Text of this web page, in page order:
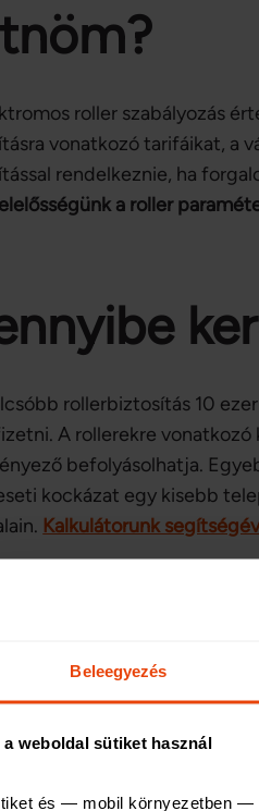
Beleegyezés
a weboldal sütiket használ
és — mobil környezetben —
roller szabályozás
vonatkozó tarifáikat, a
rendelkeznie, ha
a roller
rollerbiztosítás 10
A rollerekre
befolyásolhatja.
kockázat egy kisebb
Kalkulátorunk
és
segítségével
eszköz / egyéb”
adatait, és máris